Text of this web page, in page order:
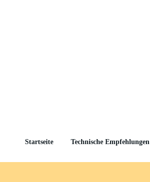
Startseite Technische Empfehlungen